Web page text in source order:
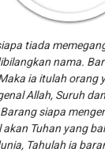
tiada
nama.
ia itulah orang
Allah, Suruh
siapa
akan Tuhan yang
Tahulah ia